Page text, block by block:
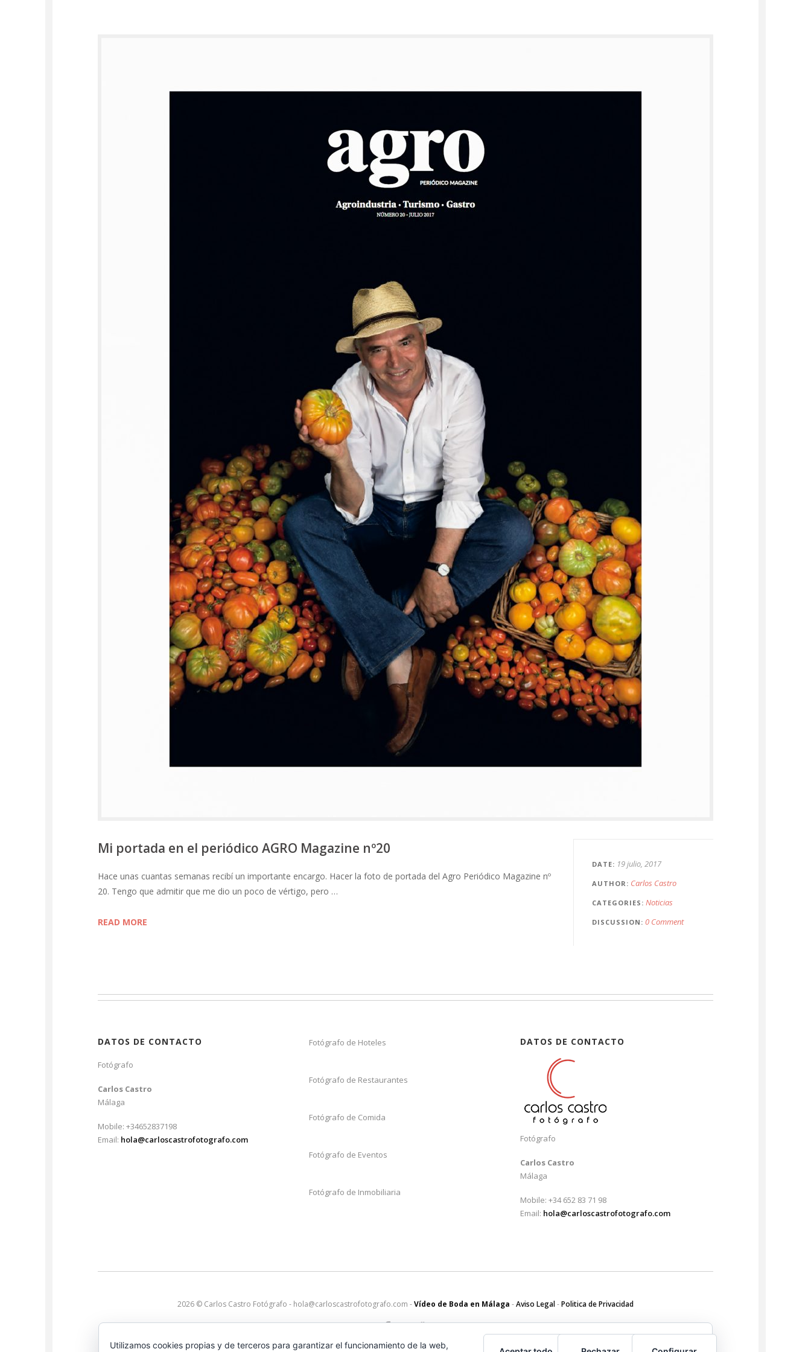
DATE 19 julio, 2017
AUTHOR Carlos Castro
CATEGORIES Noticias
DISCUSSION 0 Comment
Mi portada en el periódico AGRO Magazine nº20
Hace unas cuantas semanas recibí un importante encargo. Hacer la foto de portada del Agro Periódico Magazine nº
20. Tengo que admitir que me dio un poco de vértigo, pero …
READ MORE
DATOS DE CONTACTO
Fotógrafo
Carlos Castro
Málaga
Mobile: +34652837198
Email: hola@carloscastrofotografo.com
Fotógrafo de Hoteles
Fotógrafo de Restaurantes
Fotógrafo de Comida
Fotógrafo de Eventos
Fotógrafo de Inmobiliaria
DATOS DE CONTACTO
Fotógrafo
Carlos Castro
Málaga
Mobile: +34 652 83 71 98
Email: hola@carloscastrofotografo.com
2026 © Carlos Castro Fotógrafo - hola@carloscastrofotografo.com -Vídeo de Boda en Málaga -Aviso Legal-Politica de Privacidad
Utilizamos cookies propias y de terceros para garantizar el funcionamiento de la web,